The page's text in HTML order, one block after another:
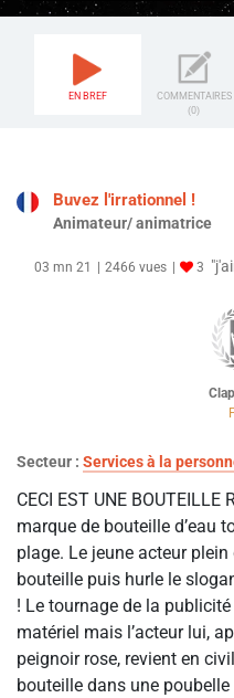
EN BREF
COMMENTAIRES
(0)
Buvez l'irrationnel !
Animateur/ animatrice
03 mn 21 2466 vues 3
Secteur : Services à la
CECI EST UNE BOUTEILLE
marque de bouteille d’eau
plage. Le jeune acteur plein
bouteille puis hurle le
! Le tournage de la
matériel mais l’acteur lui,
peignoir rose, revient en
bouteille dans une